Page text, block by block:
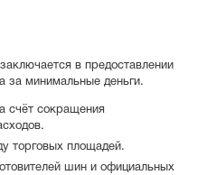
в предоставлении
за минимальные деньги.
счёт сокращения
торговых площадей.
шин и официальных